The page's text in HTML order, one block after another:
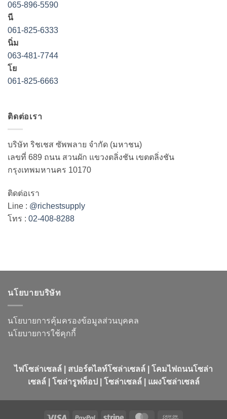
065-896-5590
นี
061-825-6333
นิ่ม
063-481-7744
โย
061-825-6663
ติดต่อเรา
บริษัท ริชเชส ซัพพลาย จำกัด (มหาชน)
เลขที่ 689 ถนน สวนผัก แขวงตลิ่งชัน เขตตลิ่งชัน
กรุงเทพมหานคร 10170
ติดต่อเรา
Line : @richestsupply
โทร : 02-408-8288
นโยบายบริษัท
นโยบายการคุ้มครองข้อมูลส่วนบุคคล
นโยบายการใช้คุกกี้
ไฟโซล่าเซลล์ | สปอร์ตไลท์โซล่าเซลล์ | โคมไฟถนนโซล่า
เซลล์ | โซล่ารูฟท็อป | โซล่าเซลล์ | แผงโซล่าเซลล์
Visa PayPal Stripe MasterCard